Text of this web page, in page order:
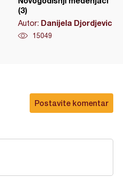
(3)
Autor: Danijela Djordjevic
15049
Postavite komentar